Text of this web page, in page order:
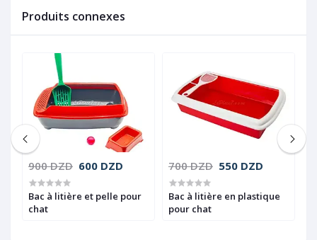
Produits connexes
900 DZD 600 DZD
Bac à litière et pelle pour
chat
700 DZD 550 DZD
Bac à litière en plastique
pour chat